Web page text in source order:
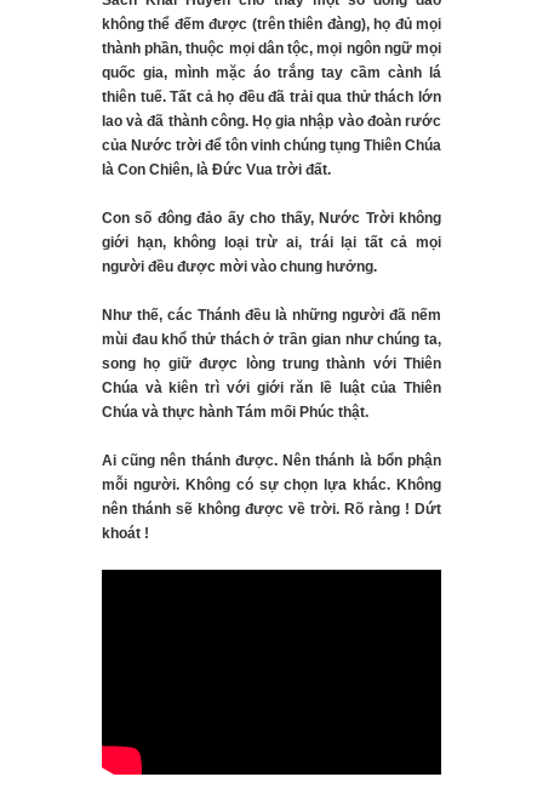
không thể đếm được (trên thiên đàng), họ đủ mọi
thành phần, thuộc mọi dân tộc, mọi ngôn ngữ mọi
quốc gia, mình mặc áo trắng tay cầm cành lá
thiên tuế. Tất cả họ đều đã trải qua thử thách lớn
lao và đã thành công. Họ gia nhập vào đoàn rước
của Nước trời để tôn vinh chúng tụng Thiên Chúa
là Con Chiên, là Đức Vua trời đất.
Con số đông đảo ấy cho thấy, Nước Trời không
giới hạn, không loại trừ ai, trái lại tất cả mọi
người đều được mời vào chung hưởng.
Như thế, các Thánh đều là những người đã nếm
mùi đau khổ thử thách ở trần gian như chúng ta,
song họ giữ được lòng trung thành với Thiên
Chúa và kiên trì với giới răn lề luật của Thiên
Chúa và thực hành Tám mối Phúc thật.
Ai cũng nên thánh được. Nên thánh là bổn phận
mỗi người. Không có sự chọn lựa khác. Không
nên thánh sẽ không được về trời. Rõ ràng ! Dứt
khoát !